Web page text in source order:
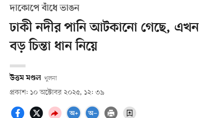
দাকোপে বাঁধে ভাঙন
ঢাকী নদীর পানি আটকানো গেছে, এখন
বড় চিন্তা ধান নিয়ে
উত্তম মণ্ডল খুলনা
প্রকাশ: ১০ অক্টোবর ২০২৫, ১২: ৩৯